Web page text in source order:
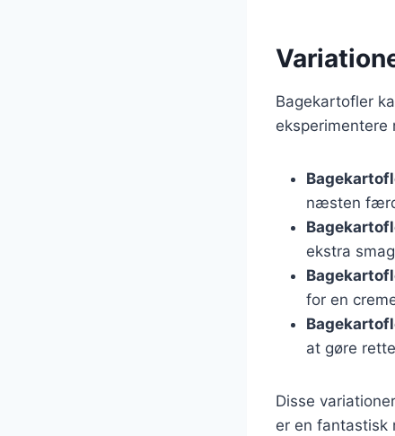
Bagekartofler
eksperimentere
næsten
ekstra
for en
at gøre
Disse
er en fantastisk